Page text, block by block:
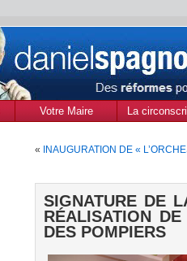
Votre Maire
La
« INAUGURATION DE «
SIGNATURE DE
RÉALISATION
DES POMPIERS